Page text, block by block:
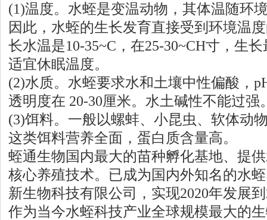
(1)温度。水蛭是变温动物，其体温随环
因此，水蛭的生长发育直接受到环境温
长水温是10-35~C，在25-30~CH寸，生
适宜休眠温度。
(2)水质。水蛭要求水和土壤中性偏酸，
透明度在 20-30厘米。水土碱性不能过强
(3)饵料。一般以螺蚌、小昆虫、软体动
这类饵料营养全面，蛋白质含量高。
蛭通生物国内最大的苗种孵化基地、提
核心养殖技术。已成为国内外知名的水
新生物科技有限公司，实现2020年发展
作为当今水蛭科技产业全球规模最大的